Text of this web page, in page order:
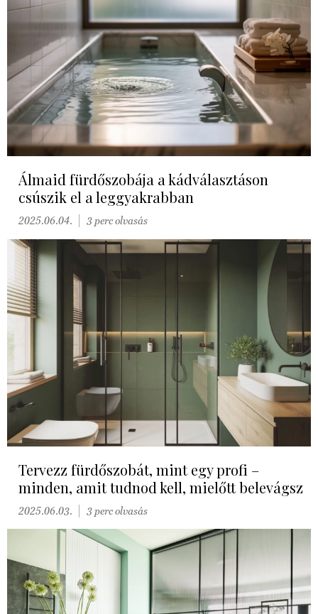
Álmaid fürdőszobája a kádválasztáson
csúszik el a leggyakrabban
2025.06.04. 3 perc olvasás
Tervezz fürdőszobát, mint egy profi –
minden, amit tudnod kell, mielőtt belevágsz
2025.06.03. 3 perc olvasás